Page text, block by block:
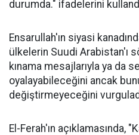
durumda." ifadelerini
Ensarullah'ın siyasi
ülkelerin Suudi Arabistan'ı
kınama mesajlarıyla ya da
oyalayabileceğini ancak
değiştirmeyeceğini
El-Ferah'ın açıklamasında,